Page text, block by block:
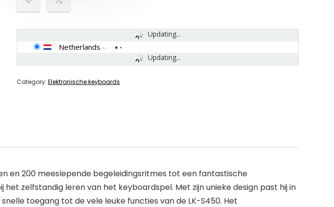
Updating...
Updating...
Netherlands -
Category: Elektronische keyboards
en 200 meeslepende begeleidingsritmes tot een fantastische
zelfstandig leren van het keyboardspel. Met zijn unieke design past hij in
toegang tot de vele leuke functies van de LK-S450. Het